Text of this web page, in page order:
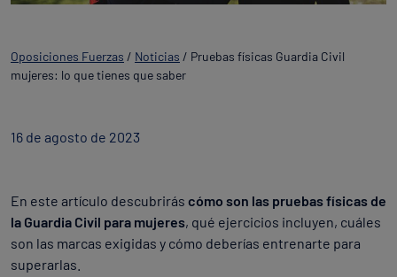
Oposiciones Fuerzas / Noticias / Pruebas físicas Guardia Civil
mujeres: lo que tienes que saber
16 de agosto de 2023
En este artículo descubrirás cómo son las pruebas físicas de
la Guardia Civil para mujeres, qué ejercicios incluyen, cuáles
son las marcas exigidas y cómo deberías entrenarte para
superarlas.